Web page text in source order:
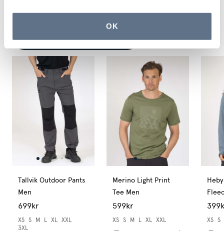
OK
Tallvik Outdoor Pants
Men
699kr
XS S M L XL XXL
3XL
Merino Light Print
Tee Men
599kr
XS S M L XL XXL
XS S